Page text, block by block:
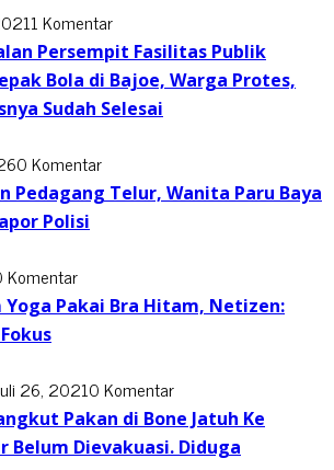
1 Komentar
Persempit Fasilitas Publik
Bola di Bajoe, Warga Protes,
Sudah Selesai
0 Komentar
Pedagang Telur, Wanita Paru Baya
Polisi
Komentar
Pakai Bra Hitam, Netizen:
26, 20210 Komentar
Pakan di Bone Jatuh Ke
Belum Dievakuasi. Diduga